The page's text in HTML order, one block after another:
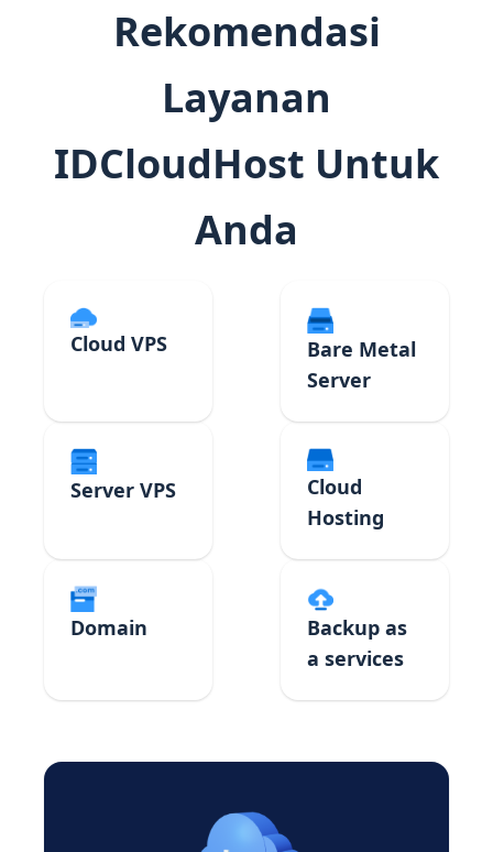
Rekomendasi
Layanan
IDCloudHost Untuk
Anda
Cloud VPS
Bare Metal
Server
Server VPS
Cloud
Hosting
Domain
Backup as
a services